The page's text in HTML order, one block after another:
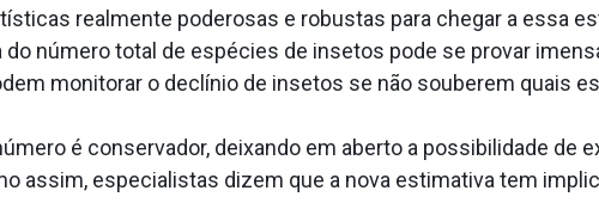
realmente poderosas e robustas para chegar a essa
número total de espécies de insetos pode se provar
monitorar o declínio de insetos se não souberem quais
é conservador, deixando em aberto a possibilidade de
assim, especialistas dizem que a nova estimativa tem